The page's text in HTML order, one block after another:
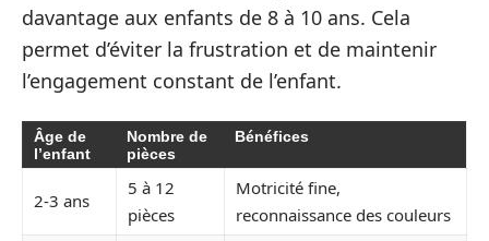
davantage aux enfants de 8 à 10 ans. Cela
permet d’éviter la frustration et de maintenir
l’engagement constant de l’enfant.
Âge de
l’enfant
Nombre de
pièces
Bénéfices
2-3 ans
5 à 12
pièces
Motricité fine,
reconnaissance des couleurs